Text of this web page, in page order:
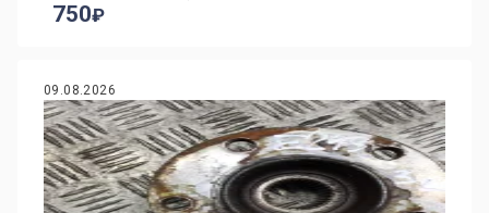
750
09.08.2026